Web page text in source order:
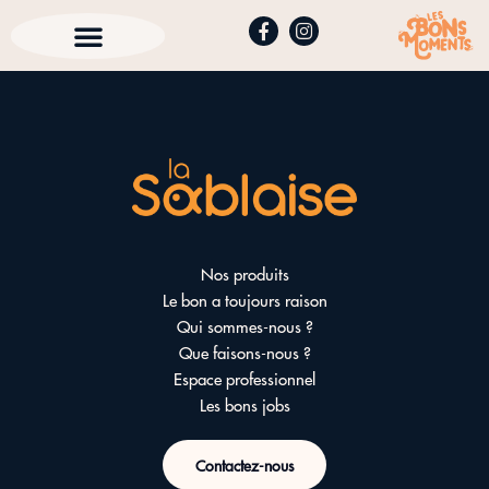
Nos produits
Le bon a toujours raison
Qui sommes-nous ?
Que faisons-nous ?
Espace professionnel
Les bons jobs
Contactez-nous